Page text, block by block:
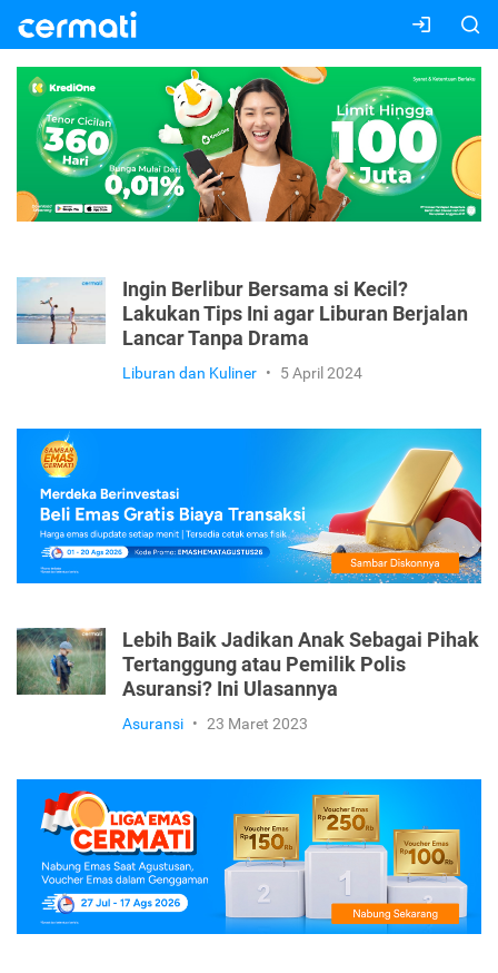
Ingin Berlibur Bersama si Kecil?
Lakukan Tips Ini agar Liburan Berjalan
Lancar Tanpa Drama
Liburan dan Kuliner • 5 April 2024
Lebih Baik Jadikan Anak Sebagai Pihak
Tertanggung atau Pemilik Polis
Asuransi? Ini Ulasannya
Asuransi • 23 Maret 2023